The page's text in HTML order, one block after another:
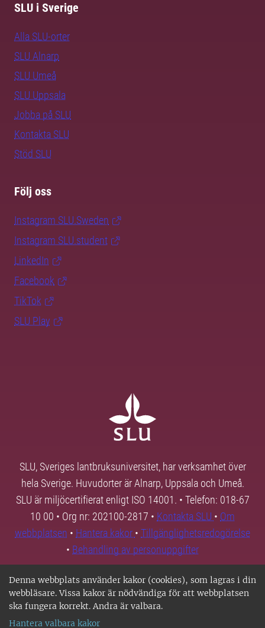
Denna webbplats använder kakor (cookies), som lagras i din
webbläsare. Vissa kakor är nödvändiga för att webbplatsen
ska fungera korrekt. Andra är valbara.
Hantera valbara kakor
SLU i Sverige
Alla SLU-orter
SLU Alnarp
SLU Umeå
SLU Uppsala
Jobba på SLU
Kontakta SLU
Stöd SLU
Följ oss
Instagram SLU.Sweden
Instagram SLU.student
LinkedIn
Facebook
TikTok
SLU Play
SLU, Sveriges lantbruksuniversitet, har verksamhet över
hela Sverige. Huvudorter är Alnarp, Uppsala och Umeå.
SLU är miljöcertifierat enligt ISO 14001. • Telefon: 018-67
10 00 • Org nr: 202100-2817 • Kontakta SLU • Om
webbplatsen • Hantera kakor • Tillgänglighetsredogörelse
• Behandling av personuppgifter